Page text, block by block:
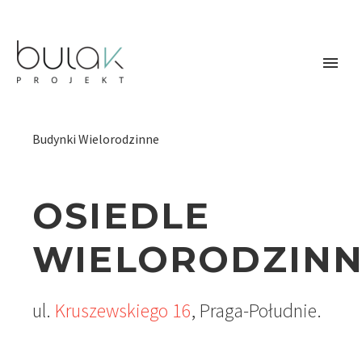
Budynki Wielorodzinne
OSIEDLE
ul. Kruszewskiego 16, Praga-Południe.